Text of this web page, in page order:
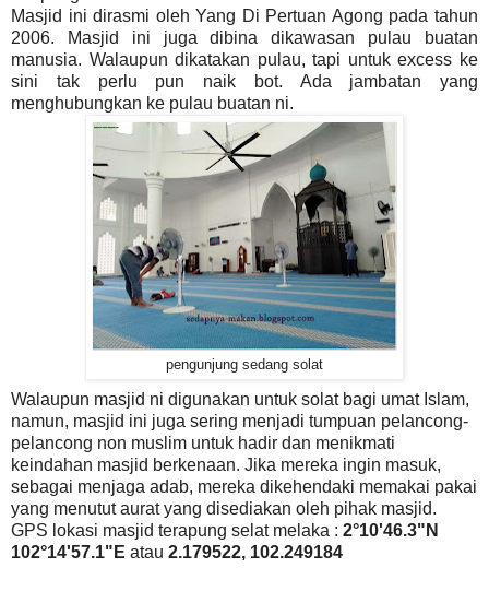
Masjid ini dirasmi oleh Yang Di Pertuan Agong pada tahun
2006. Masjid ini juga dibina dikawasan pulau buatan
manusia. Walaupun dikatakan pulau, tapi untuk excess ke
sini tak perlu pun naik bot. Ada jambatan yang
menghubungkan ke pulau buatan ni.
pengunjung sedang solat
Walaupun masjid ni digunakan untuk solat bagi umat Islam,
namun, masjid ini juga sering menjadi tumpuan pelancong-
pelancong non muslim untuk hadir dan menikmati
keindahan masjid berkenaan. Jika mereka ingin masuk,
sebagai menjaga adab, mereka dikehendaki memakai pakai
yang menutut aurat yang disediakan oleh pihak masjid.
GPS lokasi masjid terapung selat melaka : 2°10'46.3"N
102°14'57.1"E atau 2.179522, 102.249184